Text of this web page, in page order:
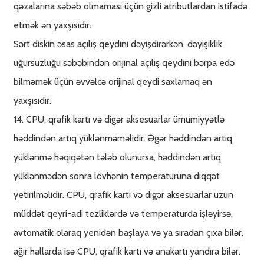
qəzalarına səbəb olmaması üçün gizli atributlardan istifadə
etmək ən yaxşısıdır.
Sərt diskin əsas açılış qeydini dəyişdirərkən, dəyişiklik
uğursuzluğu səbəbindən orijinal açılış qeydini bərpa edə
bilməmək üçün əvvəlcə orijinal qeydi saxlamaq ən
yaxşısıdır.
14. CPU, qrafik kartı və digər aksesuarlar ümumiyyətlə
həddindən artıq yüklənməməlidir. Əgər həddindən artıq
yüklənmə həqiqətən tələb olunursa, həddindən artıq
yüklənmədən sonra lövhənin temperaturuna diqqət
yetirilməlidir. CPU, qrafik kartı və digər aksesuarlar uzun
müddət qeyri-adi tezliklərdə və temperaturda işləyirsə,
avtomatik olaraq yenidən başlaya və ya sıradan çıxa bilər,
ağır hallarda isə CPU, qrafik kartı və anakartı yandıra bilər.